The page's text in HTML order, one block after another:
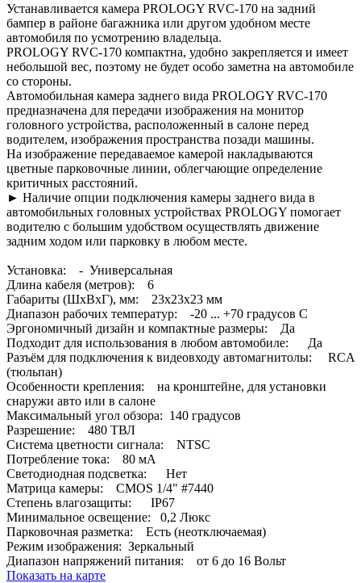
Устанавливается камера PROLOGY RVC-170 на задний
бампер в районе багажника или другом удобном месте
автомобиля по усмотрению владельца.
PROLOGY RVC-170 компактна, удобно закрепляется и имеет
небольшой вес, поэтому не будет особо заметна на автомобиле
со стороны.
Автомобильная камера заднего вида PROLOGY RVC-170
предназначена для передачи изображения на монитор
головного устройства, расположенный в салоне перед
водителем, изображения пространства позади машины.
На изображение передаваемое камерой накладываются
цветные парковочные линии, облегчающие определение
критичных расстояний.
► Наличие опции подключения камеры заднего вида в
автомобильных головных устройствах PROLOGY помогает
водителю с большим удобством осуществлять движение
задним ходом или парковку в любом месте.
Установка: - Универсальная
Длина кабеля (метров): 6
Габариты (ШхВхГ), мм: 23х23х23 мм
Диапазон рабочих температур: -20 ... +70 градусов С
Эргономичный дизайн и компактные размеры: Да
Подходит для использования в любом автомобиле: Да
Разъём для подключения к видеовходу автомагнитолы: RCA
(тюльпан)
Особенности крепления: на кронштейне, для установки
снаружи авто или в салоне
Максимальный угол обзора: 140 градусов
Разрешение: 480 ТВЛ
Система цветности сигнала: NTSC
Потребление тока: 80 мА
Светодиодная подсветка: Нет
Матрица камеры: CMOS 1/4" #7440
Степень влагозащиты: IP67
Минимальное освещение: 0,2 Люкс
Парковочная разметка: Есть (неотключаемая)
Режим изображения: Зеркальный
Диапазон напряжений питания: от 6 до 16 Вольт
Показать на карте